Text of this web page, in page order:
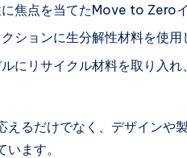
焦点を当てたMove to Zero
ションに生分解性材料を使用
にリサイクル材料を取り入
えるだけでなく、デザインや
ます。